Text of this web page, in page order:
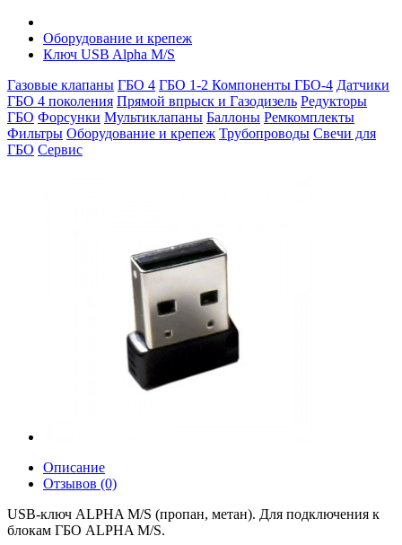
Оборудование и крепеж
Ключ USB Alpha M/S
Газовые клапаны ГБО 4 ГБО 1-2 Компоненты ГБО-4 Датчики
ГБО 4 поколения Прямой впрыск и Газодизель Редукторы
ГБО Форсунки Мультиклапаны Баллоны Ремкомплекты
Фильтры Оборудование и крепеж Трубопроводы Свечи для
ГБО Сервис
Описание
Отзывов (0)
USB-ключ ALPHA M/S (пропан, метан). Для подключения к
блокам ГБО ALPHA M/S.